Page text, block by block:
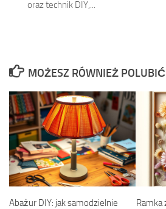
oraz technik DIY,...
MOŻESZ RÓWNIEŻ
Abażur DIY: jak samodzielnie
Ramka